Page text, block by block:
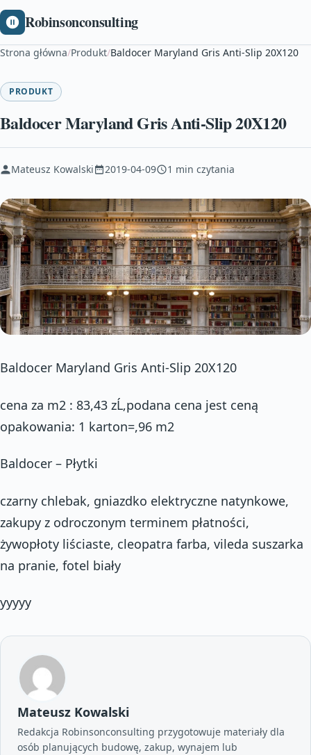
Robinsonconsulting
Strona główna/Produkt/Baldocer Maryland Gris Anti-Slip 20X120
PRODUKT
Baldocer Maryland Gris Anti-Slip 20X120
Mateusz Kowalski 2019-04-09 1 min czytania
Baldocer Maryland Gris Anti-Slip 20X120
cena za m2 : 83,43 zĹ‚podana cena jest ceną
opakowania: 1 karton=,96 m2
Baldocer – Płytki
czarny chlebak, gniazdko elektryczne natynkowe,
zakupy z odroczonym terminem płatności,
żywopłoty liściaste, cleopatra farba, vileda suszarka
na pranie, fotel biały
yyyyy
Mateusz Kowalski
Redakcja Robinsonconsulting przygotowuje materiały dla
osób planujących budowę, zakup, wynajem lub